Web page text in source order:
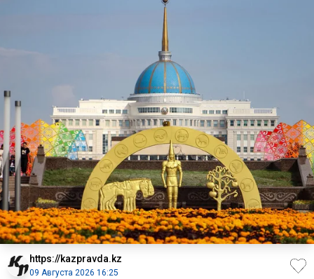
https://kazpravda.kz
09 Августа 2026 16:25